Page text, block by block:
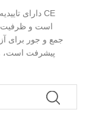
جمع و جور برای
پیشرفت است، و